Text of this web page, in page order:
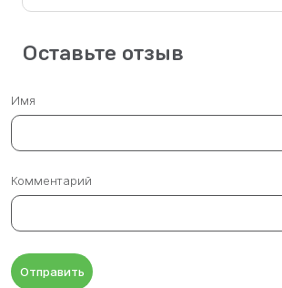
Оставьте отзыв
Имя
Комментарий
Отправить